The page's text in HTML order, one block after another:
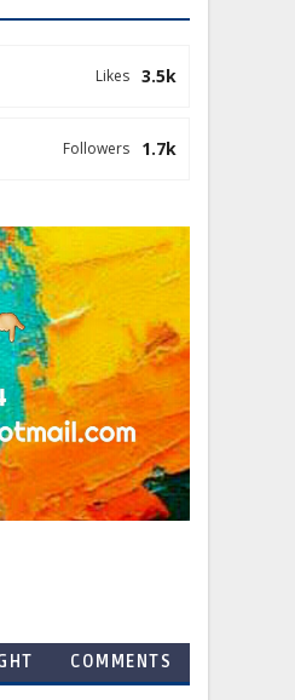
3.5k
Likes
1.7k
Followers
COMMENTS